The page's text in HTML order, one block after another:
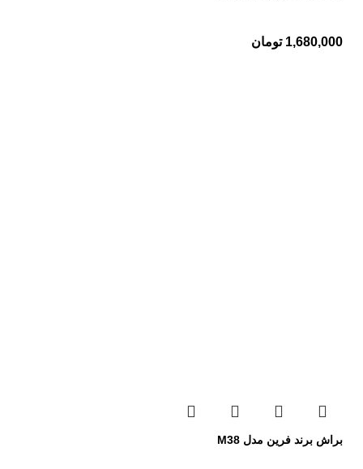
1,680,000 تومان
براش برند فرین مدل M38